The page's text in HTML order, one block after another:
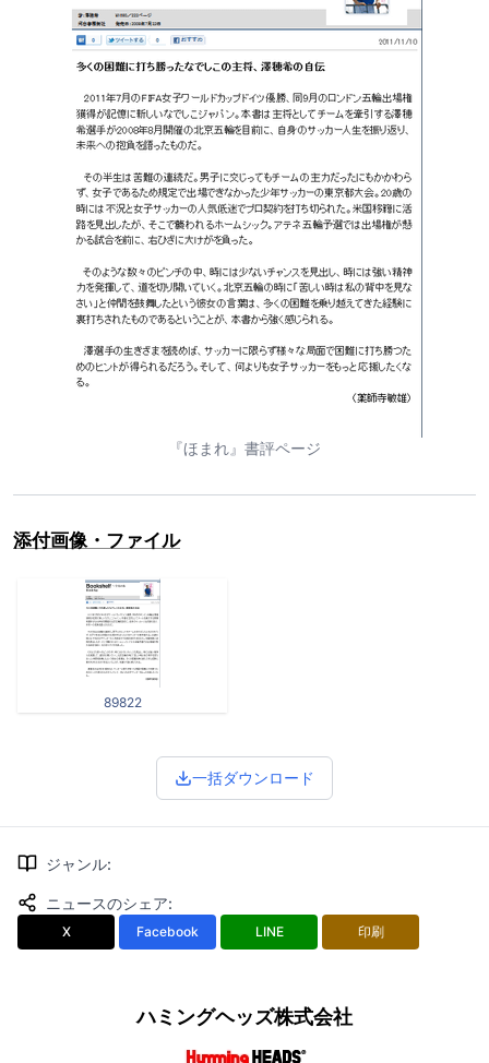
『ほまれ』書評ページ
添付画像・ファイル
89822
一括ダウンロード
ジャンル:
ニュースのシェア:
X Facebook LINE 印刷
ハミングヘッズ株式会社